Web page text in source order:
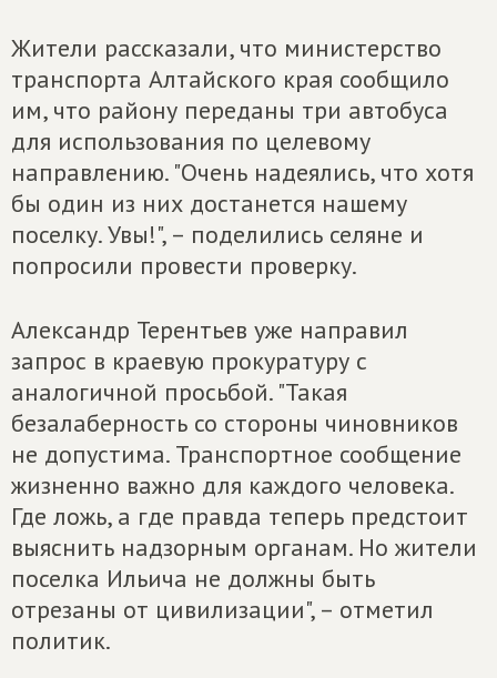
Жители рассказали, что министерство
транспорта Алтайского края сообщило
им, что району переданы три автобуса
для использования по целевому
направлению. "Очень надеялись, что хотя
бы один из них достанется нашему
поселку. Увы!", – поделились селяне и
попросили провести проверку.
Александр Терентьев уже направил
запрос в краевую прокуратуру с
аналогичной просьбой. "Такая
безалаберность со стороны чиновников
не допустима. Транспортное сообщение
жизненно важно для каждого человека.
Где ложь, а где правда теперь предстоит
выяснить надзорным органам. Но жители
поселка Ильича не должны быть
отрезаны от цивилизации", – отметил
политик.